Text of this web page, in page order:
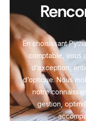
En choisissant
comptable, vous
d’exception,
d’optique. Nous
notre
gestion,